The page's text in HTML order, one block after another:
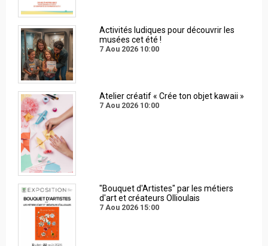
Activités ludiques pour découvrir les
musées cet été !
7 Aou 2026 10:00
Atelier créatif « Crée ton objet kawaii »
7 Aou 2026 10:00
"Bouquet d'Artistes" par les métiers
d'art et créateurs Ollioulais
7 Aou 2026 15:00